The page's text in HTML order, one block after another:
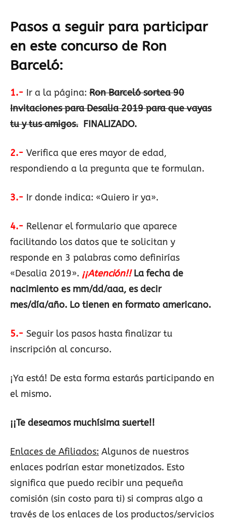
Pasos a seguir para participar
en este concurso de Ron
Barceló:
1.- Ir a la página: Ron Barceló sortea 90
Invitaciones para Desalia 2019 para que vayas
tu y tus amigos. FINALIZADO.
2.- Verifica que eres mayor de edad,
respondiendo a la pregunta que te formulan.
3.- Ir donde indica: «Quiero ir ya».
4.- Rellenar el formulario que aparece
facilitando los datos que te solicitan y
responde en 3 palabras como definirías
«Desalia 2019». ¡¡Atención!!La fecha de
nacimiento es mm/dd/aaa, es decir
mes/día/año. Lo tienen en formato americano.
5.- Seguir los pasos hasta finalizar tu
inscripción al concurso.
¡Ya está! De esta forma estarás participando en
el mismo.
¡¡Te deseamos muchísima suerte!!
Enlaces de Afiliados: Algunos de nuestros
enlaces podrían estar monetizados. Esto
significa que puedo recibir una pequeña
comisión (sin costo para ti) si compras algo a
través de los enlaces de los productos/servicios